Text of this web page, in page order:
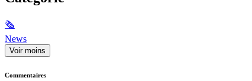
🗞
News
Voir moins
Commentaires